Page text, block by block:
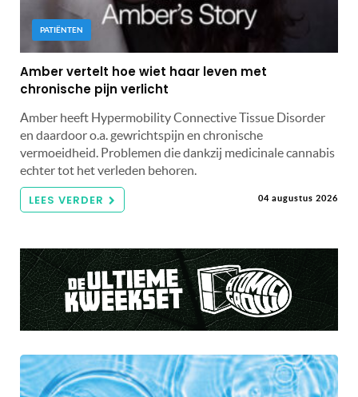
PATIËNTEN
Amber vertelt hoe wiet haar leven met
chronische pijn verlicht
Amber heeft Hypermobility Connective Tissue Disorder
en daardoor o.a. gewrichtspijn en chronische
vermoeidheid. Problemen die dankzij medicinale cannabis
echter tot het verleden behoren.
LEES VERDER 04 augustus 2026